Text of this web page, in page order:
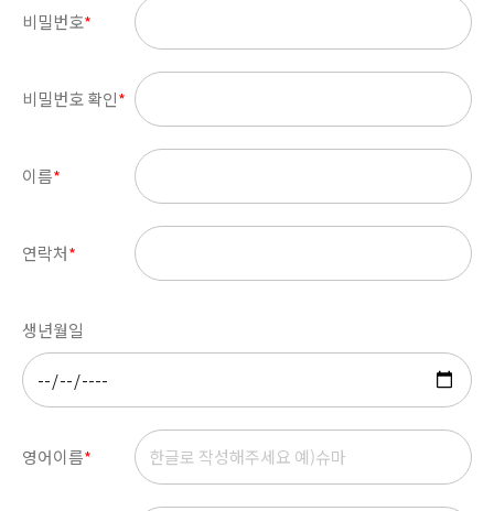
비밀번호*
비밀번호 확인*
이름*
연락처*
생년월일
영어이름*